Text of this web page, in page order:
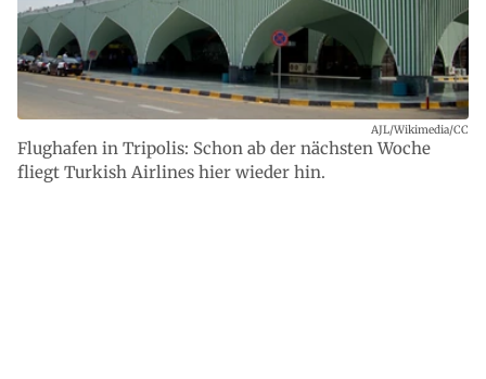
Flughafen in Tripolis: Schon ab der nächsten Woche
fliegt Turkish Airlines hier wieder hin.
AJL/Wikimedia/CC